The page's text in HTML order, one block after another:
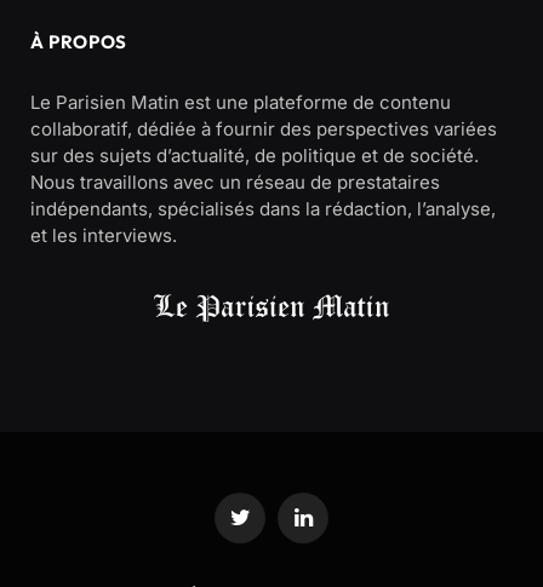
À PROPOS
Le Parisien Matin est une plateforme de contenu
collaboratif, dédiée à fournir des perspectives variées
sur des sujets d’actualité, de politique et de société.
Nous travaillons avec un réseau de prestataires
indépendants, spécialisés dans la rédaction, l’analyse,
et les interviews.
Twitter LinkedIn